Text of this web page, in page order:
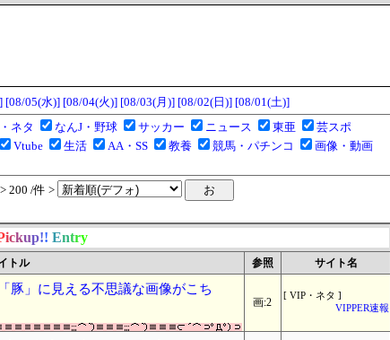
[08/05(水)] [08/04(火)] [08/03(月)] [08/02(日)] [08/01(土)]
ネタ なんJ・野球 サッカー ニュース 東亜
芸スポ
Vtube 生活 AA・SS 教養 競馬・パチンコ
画像・動画
200 /件 >
ickup!! Entry
トル 参照 サイト名
豚」に見える不思議な画像がこち
画:2
[ VIP・ネタ ]
VIPPER速報